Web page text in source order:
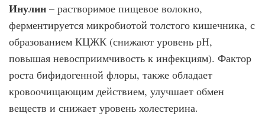
Инулин – растворимое пищевое волокно,
ферментируется микробиотой толстого кишечника, с
образованием КЦЖК (снижают уровень рН,
повышая невосприимчивость к инфекциям). Фактор
роста бифидогенной флоры, также обладает
кровоочищающим действием, улучшает обмен
веществ и снижает уровень холестерина.